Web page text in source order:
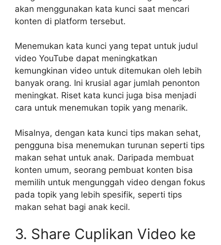
akan menggunakan kata kunci saat mencari
konten di platform tersebut.
Menemukan kata kunci yang tepat untuk judul
video YouTube dapat meningkatkan
kemungkinan video untuk ditemukan oleh lebih
banyak orang. Ini krusial agar jumlah penonton
meningkat. Riset kata kunci juga bisa menjadi
cara untuk menemukan topik yang menarik.
Misalnya, dengan kata kunci tips makan sehat,
pengguna bisa menemukan turunan seperti tips
makan sehat untuk anak. Daripada membuat
konten umum, seorang pembuat konten bisa
memilih untuk mengunggah video dengan fokus
pada topik yang lebih spesifik, seperti tips
makan sehat bagi anak kecil.
3. Share Cuplikan Video ke